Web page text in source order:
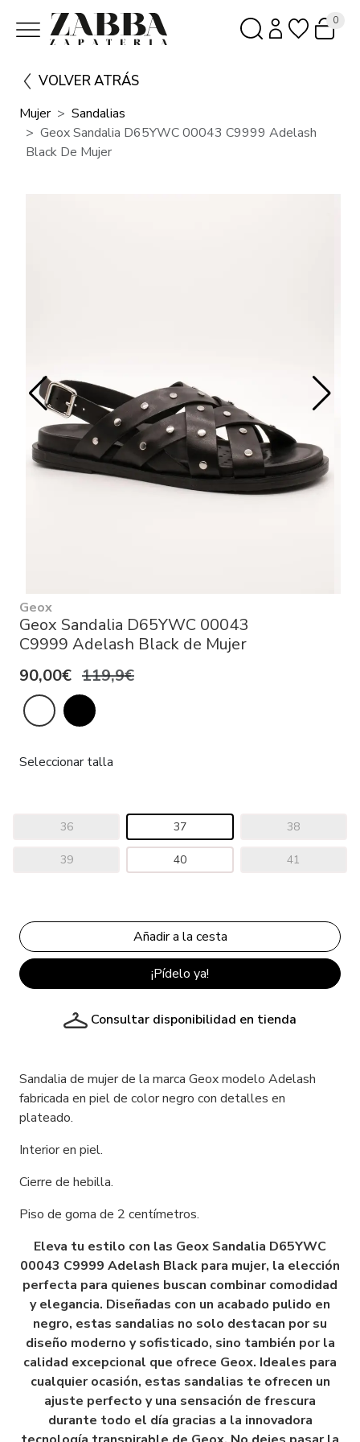
0
VOLVER ATRÁS
Mujer
Sandalias
Geox Sandalia D65YWC 00043 C9999 Adelash
Black De Mujer
Geox
Geox Sandalia D65YWC 00043
C9999 Adelash Black de Mujer
90,00€ 119,9€
Seleccionar talla
36 37 38
39 40 41
¡Pídelo ya!
Consultar disponibilidad en tienda
Sandalia de mujer de la marca Geox modelo Adelash
fabricada en piel de color negro con detalles en
plateado.
Interior en piel.
Cierre de hebilla.
Piso de goma de 2 centímetros.
Eleva tu estilo con las Geox Sandalia D65YWC
00043 C9999 Adelash Black para mujer, la elección
perfecta para quienes buscan combinar comodidad
y elegancia. Diseñadas con un acabado pulido en
negro, estas sandalias no solo destacan por su
diseño moderno y sofisticado, sino también por la
calidad excepcional que ofrece Geox. Ideales para
cualquier ocasión, estas sandalias te ofrecen un
ajuste perfecto y una sensación de frescura
durante todo el día gracias a la innovadora